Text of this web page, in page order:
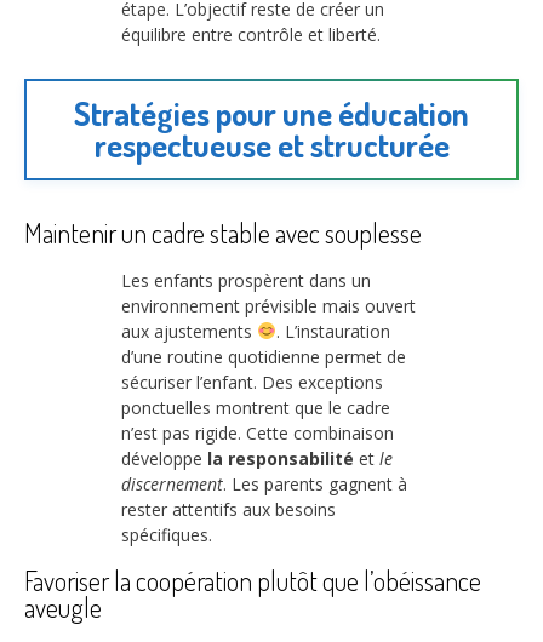
étape. L’objectif reste de créer un
équilibre entre contrôle et liberté.
Stratégies pour une éducation
respectueuse et structurée
Maintenir un cadre stable avec souplesse
Les enfants prospèrent dans un
environnement prévisible mais ouvert
aux ajustements
. L’instauration
d’une routine quotidienne permet de
sécuriser l’enfant. Des exceptions
ponctuelles montrent que le cadre
n’est pas rigide. Cette combinaison
développe la responsabilité et le
discernement. Les parents gagnent à
rester attentifs aux besoins
spécifiques.
Favoriser la coopération plutôt que l’obéissance
aveugle